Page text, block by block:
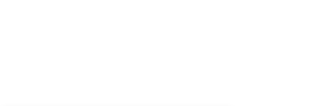
4,67/5, recenzija: 33